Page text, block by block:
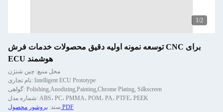
2/2
توسعه نمونه اولیه دقیق محصولات خدمات فرش CNC برای
ECU هوشمند
محل منبع: چین شنژن
نام تجاری: Intelligent ECU Prototype
گواهی: Polishing,Anodizing,Painting,Chrome Plating, Silkscreen
شماره مدل: ABS، PC، PMMA، POM، PA، PTFE، PEEK
سند: بروشور محصول PDF